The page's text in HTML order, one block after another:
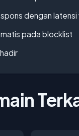
dengan latensi
pada blocklist